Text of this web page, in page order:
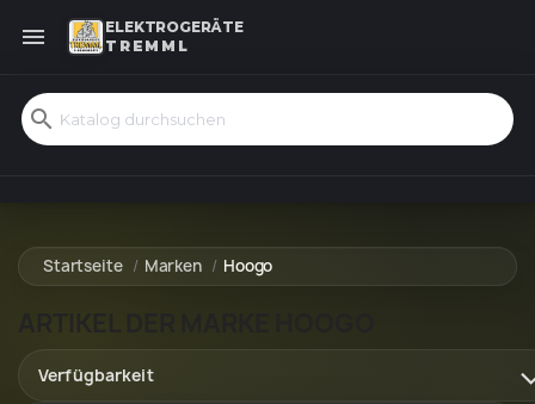

ELEKTROGERÄTE
TREMML
search
Startseite Marken Hoogo
Verfügbarkeit